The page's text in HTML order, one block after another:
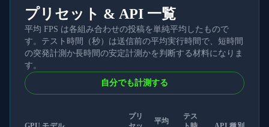
プリセット & API 一覧
平均 FPS は各組み合わせの投稿を単純平均したもので
す。テスト時間（秒）は送信前の平均実行時間で、短時間
の突発計測か長時間の安定計測かを判断する材料になりま
す。
自分でも計測する
プリ
平均
テス